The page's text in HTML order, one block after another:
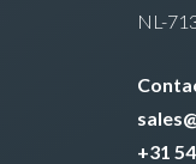
NL-
+31